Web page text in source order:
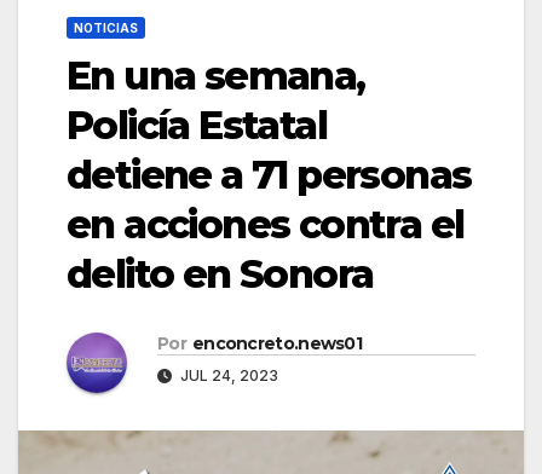
NOTICIAS
En una semana,
Policía Estatal
detiene a 71 personas
en acciones contra el
delito en Sonora
Por enconcreto.news01
JUL 24, 2023